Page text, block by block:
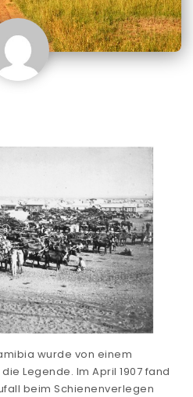
wurde von einem
Legende. Im April 1907 fand
beim Schienenverlegen